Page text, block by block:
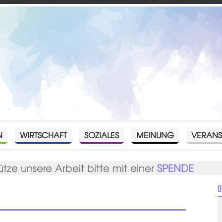
WIRTSCHAFT SOZIALES MEINUNG
unsere Arbeit bitte mit einerSPENDE